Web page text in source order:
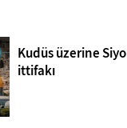
Kudüs üzerine
ittifakı